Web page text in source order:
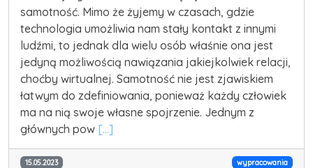
samotność. Mimo że żyjemy w czasach, gdzie
technologia umożliwia nam stały kontakt z innymi
ludźmi, to jednak dla wielu osób właśnie ona jest
jedyną możliwością nawiązania jakiejkolwiek relacji,
choćby wirtualnej. Samotność nie jest zjawiskiem
łatwym do zdefiniowania, ponieważ każdy człowiek
ma na nią swoje własne spojrzenie. Jednym z
głównych pow [...]
15.05.2023 wypracowania